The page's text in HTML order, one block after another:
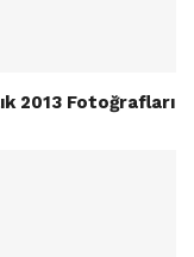
2013 Fotoğrafları